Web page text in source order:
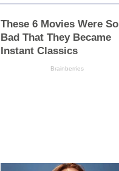
These 6 Movies Were So
Bad That They Became
Instant Classics
Brainberries